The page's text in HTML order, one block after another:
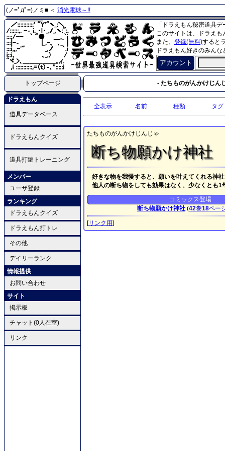
(ノ=ﾟдﾟ=)ノミ■ ＜ 消光電球～!!
「ドラえもん秘密道具
このサイトは、ドラえ
また、 登録(無料)すると
ドラえもん好きのみん
アカウント
トップページ - たちものがんかけじん
ドラえもん
道具データベース
ドラえもんクイズ
道具打鍵トレーニング
メンバー
ユーザ登録
ランキング
ドラえもんクイズ
ドラえもん打トレ
その他
デイリーランク
情報提供
お問い合わせ
サイト
掲示板
チャット(0人在室)
リンク
全表示 名前 種類 タグ
たちものがんかけじんじゃ
断ち物願かけ神社
好きな物を我慢すると、願いを叶えてくれる神
他人の断ち物をしても効果はなく、少なくとも
コミックス登場
断ち物願かけ神社 (42巻18ペー
[リンク用]